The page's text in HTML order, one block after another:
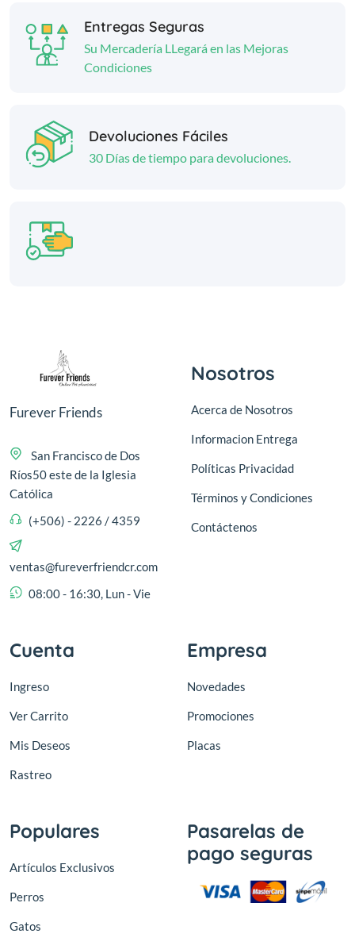
Entregas Seguras
Su Mercadería LLegará en las Mejoras
Condiciones
Devoluciones Fáciles
30 Días de tiempo para devoluciones.
Furever Friends
San Francisco de Dos
Ríos50 este de la Iglesia
Católica
(+506) - 2226 / 4359
ventas@fureverfriendcr.com
08:00 - 16:30, Lun - Vie
Nosotros
Acerca de Nosotros
Informacion Entrega
Políticas Privacidad
Términos y Condiciones
Contáctenos
Cuenta
Ingreso
Ver Carrito
Mis Deseos
Rastreo
Empresa
Novedades
Promociones
Placas
Populares
Artículos Exclusivos
Perros
Gatos
Pasarelas de
pago seguras